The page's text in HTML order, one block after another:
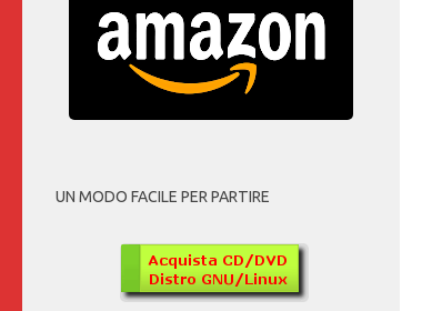
UN MODO FACILE PER PARTIRE